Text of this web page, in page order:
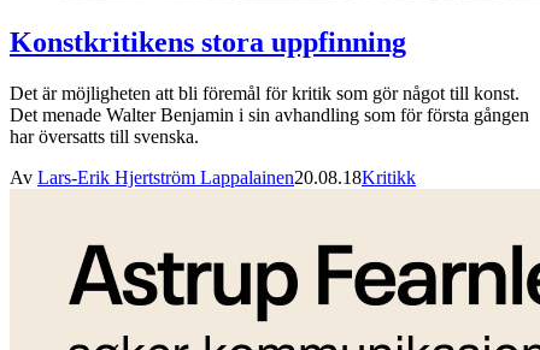
Konstkritikens stora uppfinning
Det är möjligheten att bli föremål för kritik som gör något till konst.
Det menade Walter Benjamin i sin avhandling som för första gången
har översatts till svenska.
Av Lars-Erik Hjertström Lappalainen20.08.18Kritikk